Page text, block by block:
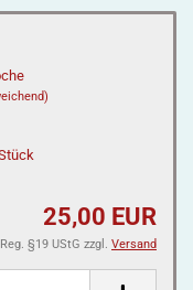
25,00 EUR
§19 UStG zzgl. Versand